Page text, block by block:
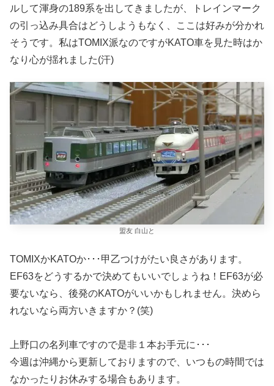
ルして渾身の189系を出してきましたが、トレインマーク
の引っ込み具合はどうしようもなく、ここは好みが分かれ
そうです。私はTOMIX派なのですがKATO車を見た時はか
なり心が揺れました(汗)
盟友 白山と
TOMIXかKATOか･･･甲乙つけがたい良さがあります。
EF63をどうするかで決めてもいいでしょうね！EF63が必
要ないなら、後発のKATOがいいかもしれません。決めら
れないなら両方いきますか？(笑)
上野口の名列車ですので是非１本お手元に･･･
今週は沖縄から更新しておりますので、いつもの時間では
なかったりお休みする場合もあります。